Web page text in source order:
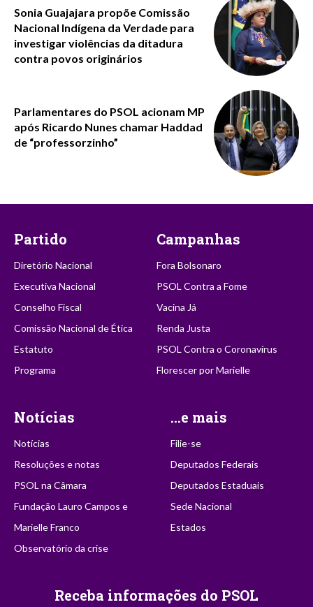
Sonia Guajajara propõe Comissão
Nacional Indígena da Verdade para
investigar violências da ditadura
contra povos originários
Parlamentares do PSOL acionam MP
após Ricardo Nunes chamar Haddad
de “professorzinho”
Partido
Diretório Nacional
Executiva Nacional
Conselho Fiscal
Comissão Nacional de Ética
Estatuto
Programa
Campanhas
Fora Bolsonaro
PSOL Contra a Fome
Vacina Já
Renda Justa
PSOL Contra o Coronavírus
Florescer por Marielle
Notícias
Notícias
Resoluções e notas
PSOL na Câmara
Fundação Lauro Campos e
Marielle Franco
Observatório da crise
...e mais
Filie-se
Deputados Federais
Deputados Estaduais
Sede Nacional
Estados
Receba informações do PSOL